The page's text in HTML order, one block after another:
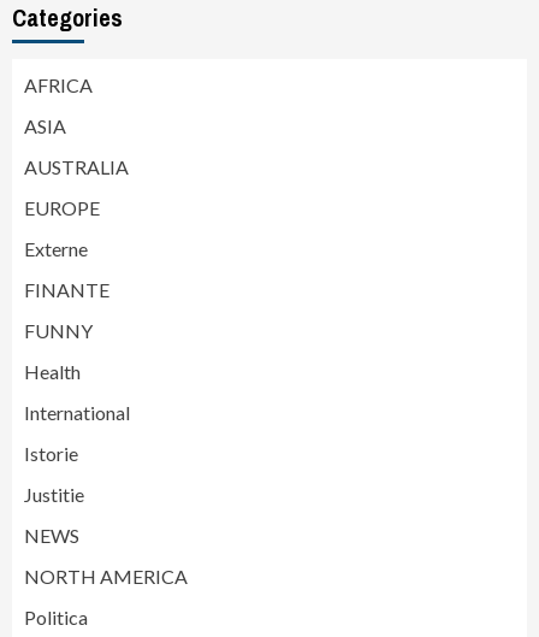
Categories
AFRICA
ASIA
AUSTRALIA
EUROPE
Externe
FINANTE
FUNNY
Health
International
Istorie
Justitie
NEWS
NORTH AMERICA
Politica